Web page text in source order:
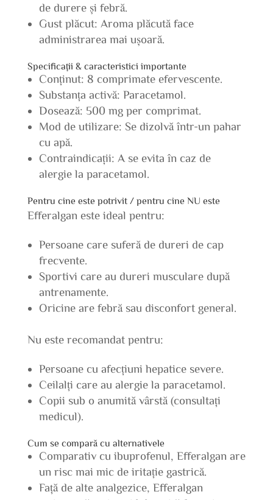
de durere și febră.
Gust plăcut: Aroma plăcută face
administrarea mai ușoară.
Specificații & caracteristici importante
Conținut: 8 comprimate efervescente.
Substanța activă: Paracetamol.
Dosează: 500 mg per comprimat.
Mod de utilizare: Se dizolvă într-un pahar
cu apă.
Contraindicații: A se evita în caz de
alergie la paracetamol.
Pentru cine este potrivit / pentru cine NU este
Efferalgan este ideal pentru:
Persoane care suferă de dureri de cap
frecvente.
Sportivi care au dureri musculare după
antrenamente.
Oricine are febră sau disconfort general.
Nu este recomandat pentru:
Persoane cu afecțiuni hepatice severe.
Ceilalți care au alergie la paracetamol.
Copii sub o anumită vârstă (consultați
medicul).
Cum se compară cu alternativele
Comparativ cu ibuprofenul, Efferalgan are
un risc mai mic de iritație gastrică.
Față de alte analgezice, Efferalgan